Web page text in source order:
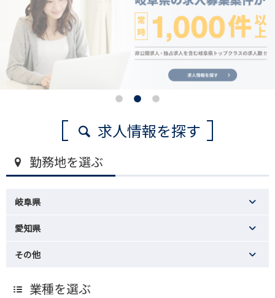
求人情報を探す
勤務地を選ぶ
岐阜県
愛知県
その他
業種を選ぶ